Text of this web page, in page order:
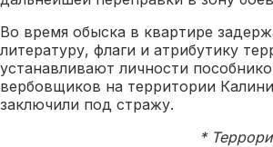
Во время обыска в квартире
литературу, флаги и атрибутику
устанавливают личности
вербовщиков на территории
заключили под стражу.
*